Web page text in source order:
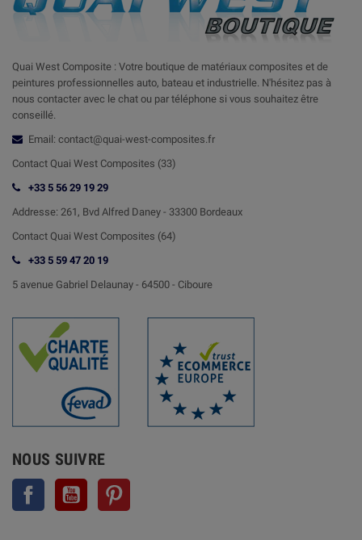
Quai West Composite : Votre boutique de matériaux composites et de
peintures professionnelles auto, bateau et industrielle. N'hésitez pas à
nous contacter avec le chat ou par téléphone si vous souhaitez être
conseillé.
Email: contact@quai-west-composites.fr
Contact Quai West Composites (33)
+33 5 56 29 19 29
Addresse: 261, Bvd Alfred Daney - 33300 Bordeaux
Contact Quai West Composites (64)
+33 5 59 47 20 19
5 avenue Gabriel Delaunay - 64500 - Ciboure
NOUS SUIVRE
Facebook YouTube